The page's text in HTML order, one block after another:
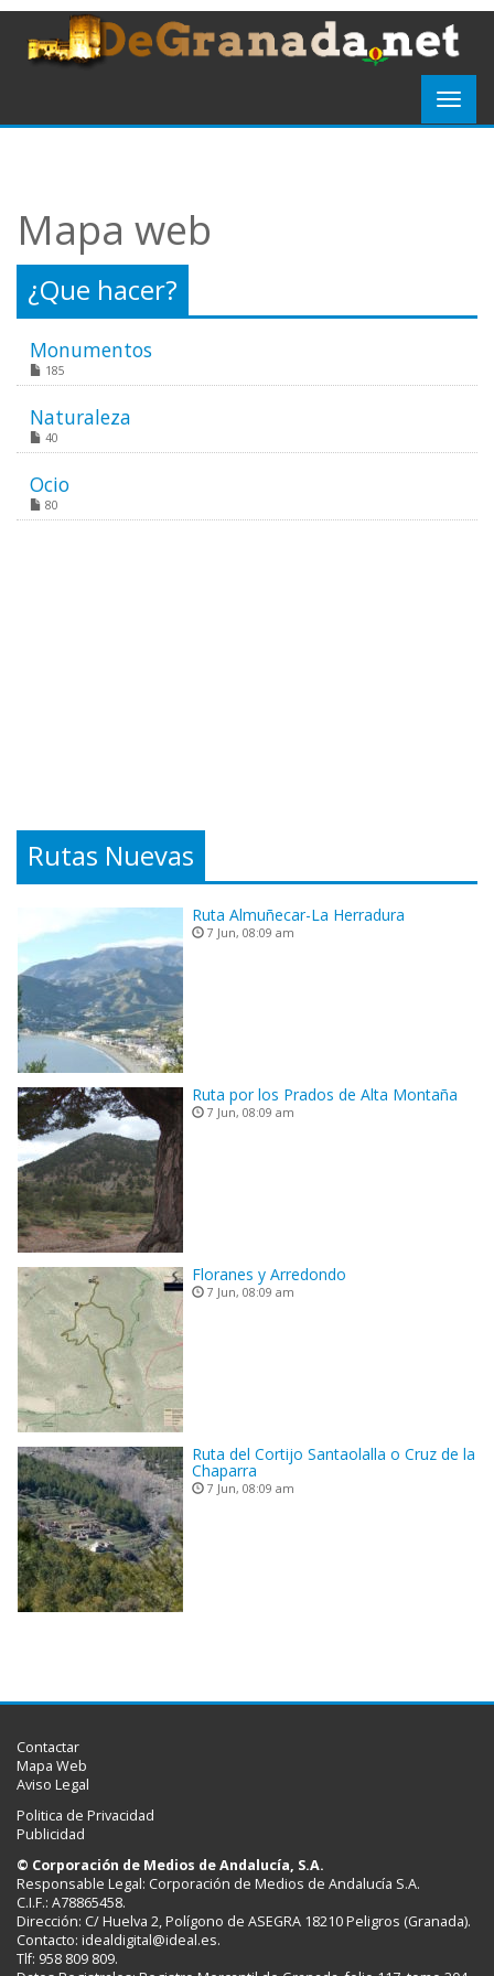
Mapa web
¿Que hacer?
Monumentos
185
Naturaleza
40
Ocio
80
Rutas Nuevas
Ruta Almuñecar-La Herradura
7 Jun, 08:09 am
Ruta por los Prados de Alta Montaña
7 Jun, 08:09 am
Floranes y Arredondo
7 Jun, 08:09 am
Ruta del Cortijo Santaolalla o Cruz de la
Chaparra
7 Jun, 08:09 am
Contactar
Mapa Web
Aviso Legal
Politica de Privacidad
Publicidad
© Corporación de Medios de Andalucía, S.A.
Responsable Legal: Corporación de Medios de Andalucía S.A.
C.I.F.: A78865458.
Dirección: C/ Huelva 2, Polígono de ASEGRA 18210 Peligros (Granada).
Contacto: idealdigital@ideal.es.
Tlf: 958 809 809.